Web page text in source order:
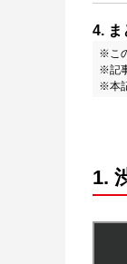
4. ま
※こ
※記
※本
1.